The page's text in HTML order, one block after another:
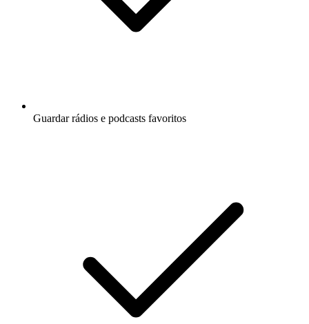
Guardar rádios e podcasts favoritos